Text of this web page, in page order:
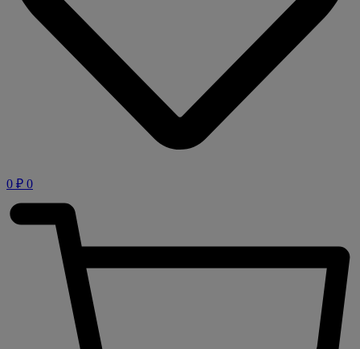
0 ₽ 0